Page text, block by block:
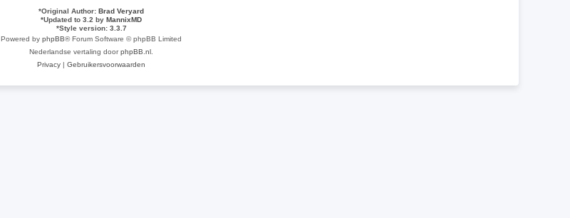
*Original Author: Brad Veryard
*Updated to 3.2 by MannixMD
*Style version: 3.3.7
Powered by phpBB® Forum Software © phpBB Limited
Nederlandse vertaling doorphpBB.nl
Privacy | Gebruikersvoorwaarden